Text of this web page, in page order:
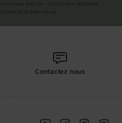
Contactez nous